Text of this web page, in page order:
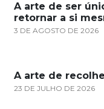
A arte de ser
retornar a si
3 DE AGOSTO DE 2026
A arte de
23 DE JULHO DE 2026